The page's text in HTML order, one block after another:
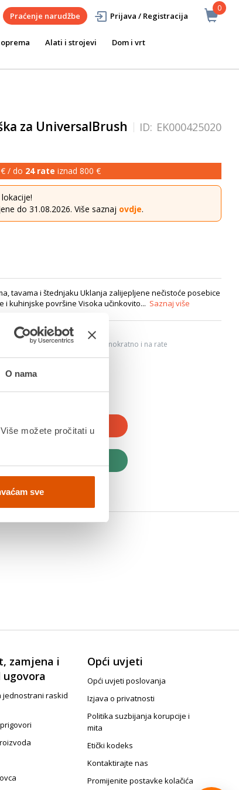
O nama
možete pročitati u
sve
0
Praćenje narudžbe Prijava / Registracija
Alati i strojevi
Dom i vrt
za UniversalBrush ID: EK000425020
/ do 24 rate iznad 800 €
lokacije!
do 31.08.2026. Više saznaj ovdje.
tavama i štednjaku Uklanja zalijepljene nečistoće posebice
i kuhinjske površine Visoka učinkovito... Saznaj više
bankarstvom, karticama jednokratno i na rate
zamjena i
ugovora
jednostrani raskid
Opći uvjeti
Opći uvjeti poslovanja
Izjava o privatnosti
Politika suzbijanja korupcije i
mita
Etički kodeks
Kontaktirajte nas
Promijenite postavke kolačića